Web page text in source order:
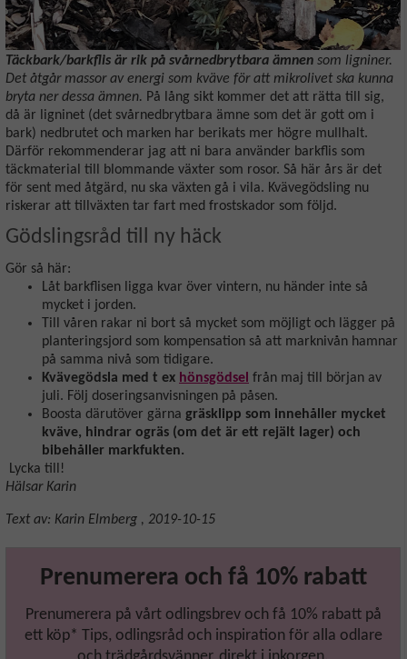
Täckbark/barkflis är rik på svårnedbrytbara ämnen som ligniner.
Det åtgår massor av energi som kväve för att mikrolivet ska kunna
bryta ner dessa ämnen. På lång sikt kommer det att rätta till sig,
då är ligninet (det svårnedbrytbara ämne som det är gott om i
bark) nedbrutet och marken har berikats mer högre mullhalt.
Därför rekommenderar jag att ni bara använder barkflis som
täckmaterial till blommande växter som rosor. Så här års är det
för sent med åtgärd, nu ska växten gå i vila. Kvävegödsling nu
riskerar att tillväxten tar fart med frostskador som följd.
Gödslingsråd till ny häck
Gör så här:
Låt barkflisen ligga kvar över vintern, nu händer inte så
mycket i jorden.
Till våren rakar ni bort så mycket som möjligt och lägger på
planteringsjord som kompensation så att marknivån hamnar
på samma nivå som tidigare.
Kvävegödsla med t ex hönsgödsel från maj till början av
juli. Följ doseringsanvisningen på påsen.
Boosta därutöver gärna gräsklipp som innehåller mycket
kväve, hindrar ogräs (om det är ett rejält lager) och
bibehåller markfukten.
Lycka till!
Hälsar Karin
Text av: Karin Elmberg , 2019-10-15
Prenumerera och få 10% rabatt
Prenumerera på vårt odlingsbrev och få 10% rabatt på
ett köp* Tips, odlingsråd och inspiration för alla odlare